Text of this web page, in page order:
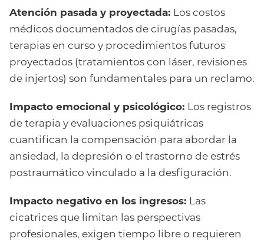
Atención pasada y proyectada: Los costos
médicos documentados de cirugías pasadas,
terapias en curso y procedimientos futuros
proyectados (tratamientos con láser, revisiones
de injertos) son fundamentales para un reclamo.
Impacto emocional y psicológico: Los registros
de terapia y evaluaciones psiquiátricas
cuantifican la compensación para abordar la
ansiedad, la depresión o el trastorno de estrés
postraumático vinculado a la desfiguración.
Impacto negativo en los ingresos: Las
cicatrices que limitan las perspectivas
profesionales, exigen tiempo libre o requieren